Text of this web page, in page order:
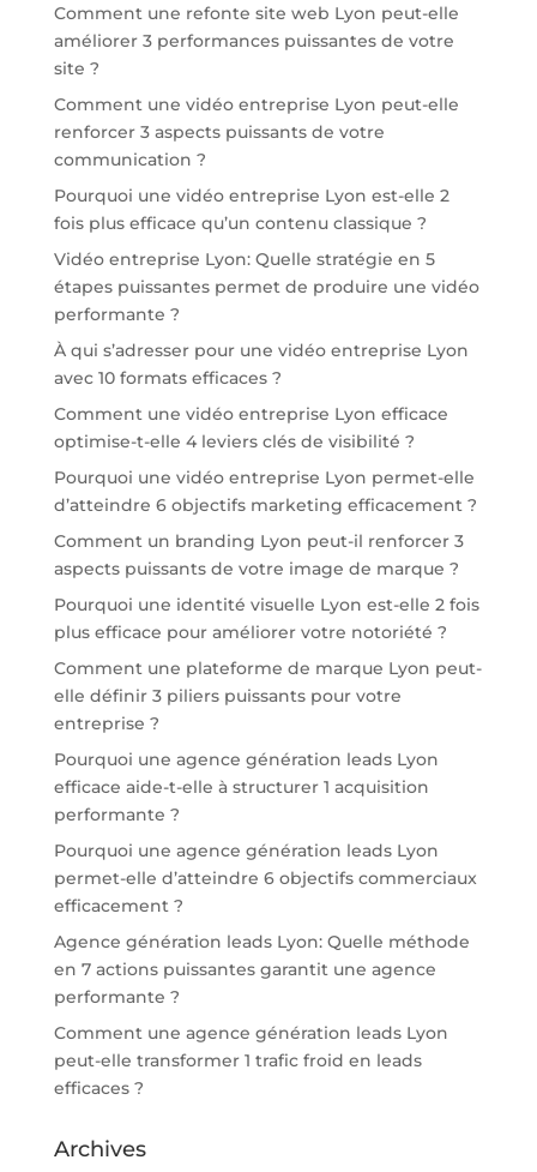
Comment une refonte site web Lyon peut-elle
améliorer 3 performances puissantes de votre
site ?
Comment une vidéo entreprise Lyon peut-elle
renforcer 3 aspects puissants de votre
communication ?
Pourquoi une vidéo entreprise Lyon est-elle 2
fois plus efficace qu’un contenu classique ?
Vidéo entreprise Lyon: Quelle stratégie en 5
étapes puissantes permet de produire une vidéo
performante ?
À qui s’adresser pour une vidéo entreprise Lyon
avec 10 formats efficaces ?
Comment une vidéo entreprise Lyon efficace
optimise-t-elle 4 leviers clés de visibilité ?
Pourquoi une vidéo entreprise Lyon permet-elle
d’atteindre 6 objectifs marketing efficacement ?
Comment un branding Lyon peut-il renforcer 3
aspects puissants de votre image de marque ?
Pourquoi une identité visuelle Lyon est-elle 2 fois
plus efficace pour améliorer votre notoriété ?
Comment une plateforme de marque Lyon peut-
elle définir 3 piliers puissants pour votre
entreprise ?
Pourquoi une agence génération leads Lyon
efficace aide-t-elle à structurer 1 acquisition
performante ?
Pourquoi une agence génération leads Lyon
permet-elle d’atteindre 6 objectifs commerciaux
efficacement ?
Agence génération leads Lyon: Quelle méthode
en 7 actions puissantes garantit une agence
performante ?
Comment une agence génération leads Lyon
peut-elle transformer 1 trafic froid en leads
efficaces ?
Archives